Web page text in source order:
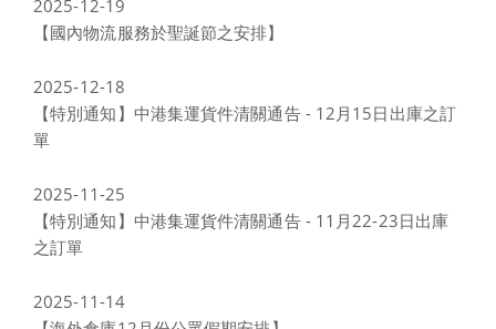
2025-12-19
【國內物流服務於聖誕節之安排】
2025-12-18
【特別通知】中港集運貨件清關通告 - 12月15日出庫之訂
單
2025-11-25
【特別通知】中港集運貨件清關通告 - 11月22-23日出庫
之訂單
2025-11-14